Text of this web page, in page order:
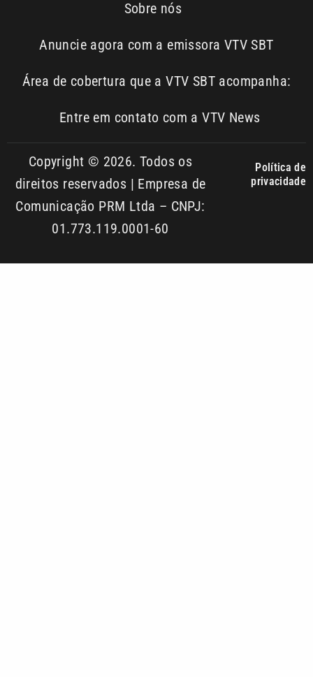
Anuncie agora com a emissora VTV SBT
Área de cobertura que a VTV SBT acompanha:
Entre em contato com a VTV News
Copyright © 2026. Todos os
direitos reservados | Empresa de
Comunicação PRM Ltda – CNPJ:
01.773.119.0001-60
privacidade